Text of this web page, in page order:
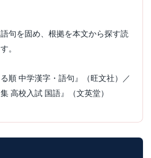
句を固め、根拠を本文から探す読
。
る順 中学漢字・語句』（旺文社）／
高校入試 国語』（文英堂）